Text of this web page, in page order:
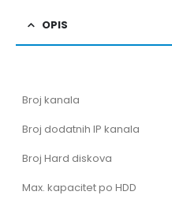
OPIS
Broj kanala
Broj dodatnih IP kanala
Broj Hard diskova
Max. kapacitet po HDD